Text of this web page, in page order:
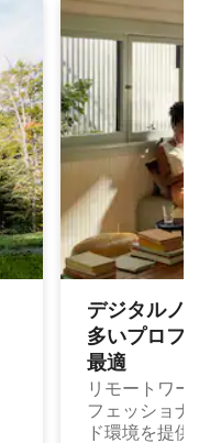
デジタルノ
多⁠いプ⁠ロ⁠フ⁠
最⁠適
リモートワー
フェッショナ
ド環境を提供